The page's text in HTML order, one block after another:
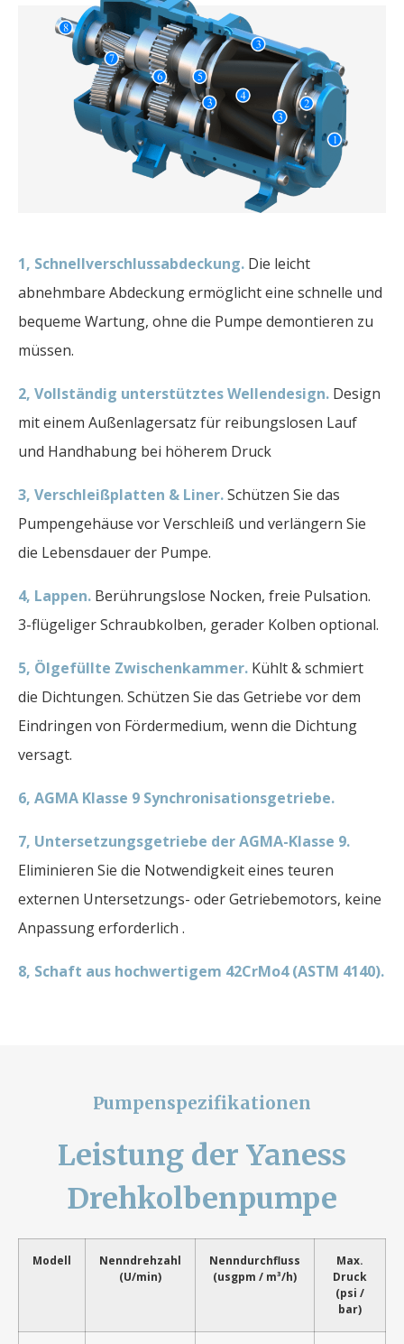
1, Schnellverschlussabdeckung. Die leicht
abnehmbare Abdeckung ermöglicht eine schnelle und
bequeme Wartung, ohne die Pumpe demontieren zu
müssen.
2, Vollständig unterstütztes Wellendesign. Design
mit einem Außenlagersatz für reibungslosen Lauf
und Handhabung bei höherem Druck
3, Verschleißplatten & Liner.Schützen Sie das
Pumpengehäuse vor Verschleiß und verlängern Sie
die Lebensdauer der Pumpe.
4, Lappen. Berührungslose Nocken, freie Pulsation.
3-flügeliger Schraubkolben, gerader Kolben optional.
5, Ölgefüllte Zwischenkammer. Kühlt & schmiert
die Dichtungen. Schützen Sie das Getriebe vor dem
Eindringen von Fördermedium, wenn die Dichtung
versagt.
6, AGMA Klasse 9 Synchronisationsgetriebe.
7, Untersetzungsgetriebe der AGMA-Klasse 9.
Eliminieren Sie die Notwendigkeit eines teuren
externen Untersetzungs- oder Getriebemotors, keine
Anpassung erforderlich .
8, Schaft aus hochwertigem 42CrMo4 (ASTM 4140).
Pumpenspezifikationen
Leistung der Yaness
Drehkolbenpumpe
Modell
Nenndrehzahl
(U/min)
Nenndurchfluss
(usgpm / m³/h)
Max.
Druck
(psi /
bar)